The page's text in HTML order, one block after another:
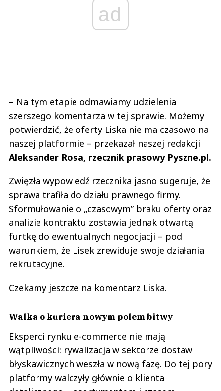
ad
– Na tym etapie odmawiamy udzielenia
szerszego komentarza w tej sprawie. Możemy
potwierdzić, że oferty Liska nie ma czasowo na
naszej platformie – przekazał naszej redakcji
Aleksander Rosa, rzecznik prasowy Pyszne.pl.
Zwięzła wypowiedź rzecznika jasno sugeruje, że
sprawa trafiła do działu prawnego firmy.
Sformułowanie o „czasowym” braku oferty oraz
analizie kontraktu zostawia jednak otwartą
furtkę do ewentualnych negocjacji – pod
warunkiem, że Lisek zrewiduje swoje działania
rekrutacyjne.
Czekamy jeszcze na komentarz Liska.
Walka o kuriera nowym polem bitwy
Eksperci rynku e-commerce nie mają
wątpliwości: rywalizacja w sektorze dostaw
błyskawicznych weszła w nową fazę. Do tej pory
platformy walczyły głównie o klienta